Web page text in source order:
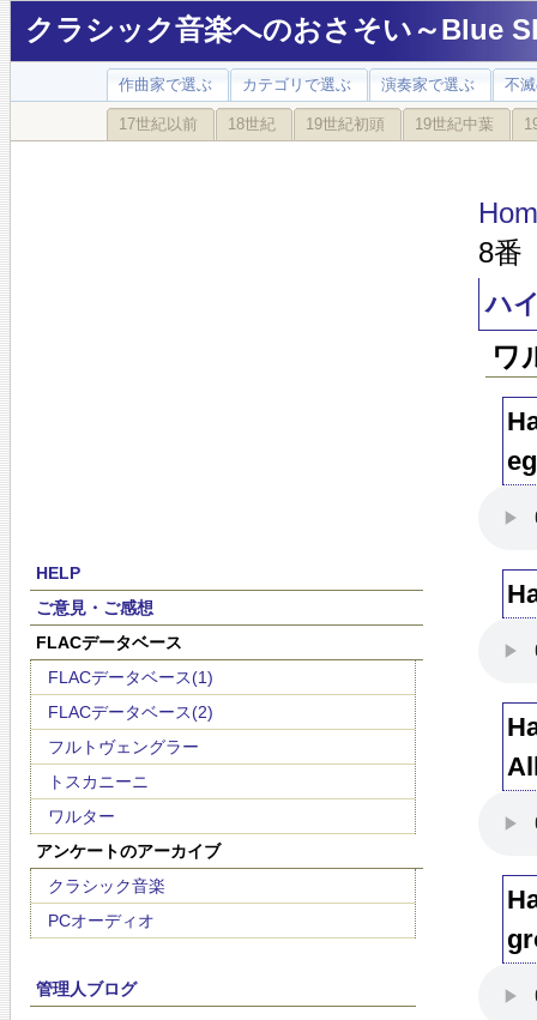
クラシック音楽へのおさそい～Blue
作曲家で選ぶ カテゴリで選ぶ 演奏家で選ぶ 不
17世紀以前 18世紀 19世紀初頭 19世紀中葉
HELP
ご意見・ご感想
FLACデータベース
FLACデータベース(1)
FLACデータベース(2)
フルトヴェングラー
トスカニーニ
ワルター
アンケートのアーカイブ
クラシック音楽
PCオーディオ
管理人ブログ
8番
ハ
ワ